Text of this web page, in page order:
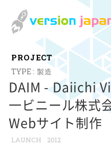
PROJECT
製造
DAIM - Daiichi
一ビニール株式
Webサイト制作
2012